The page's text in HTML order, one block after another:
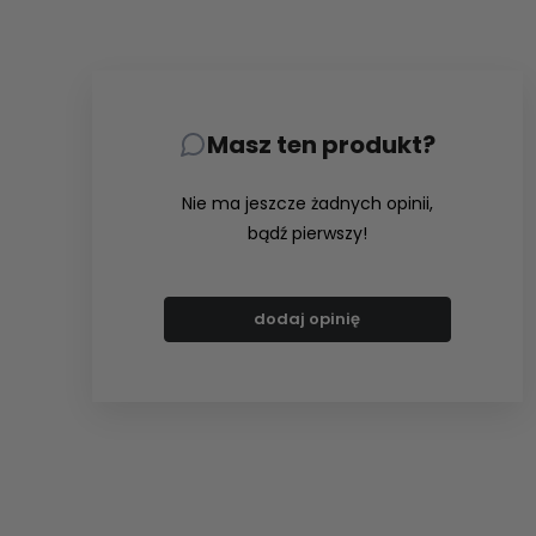
Masz ten produkt?
Nie ma jeszcze żadnych opinii,
bądź pierwszy!
dodaj opinię